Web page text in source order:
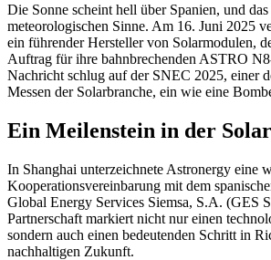
Die Sonne scheint hell über Spanien, und
meteorologischen Sinne. Am 16. Juni 2025
ein führender Hersteller von Solarmodulen,
Auftrag für ihre bahnbrechenden ASTRO
Nachricht schlug auf der SNEC 2025, einer
Messen der Solarbranche, ein wie eine
Ein Meilenstein in der
In Shanghai unterzeichnete Astronergy eine
Kooperationsvereinbarung mit dem
Global Energy Services Siemsa, S.A. (GES
Partnerschaft markiert nicht nur einen
sondern auch einen bedeutenden Schritt in
nachhaltigen Zukunft.